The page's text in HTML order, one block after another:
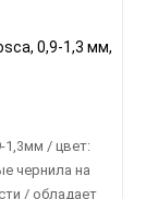
0,9-1,3 мм,
1,3мм / цвет:
чернила на
/ обладает